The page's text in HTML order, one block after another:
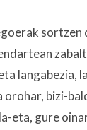
sortzen
langabezia,
orohar, bizi-
eta, gure